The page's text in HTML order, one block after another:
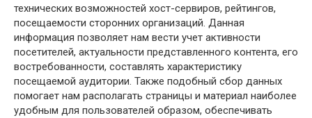
технических возможностей хост-сервиров, рейтингов,
посещаемости сторонних организаций. Данная
информация позволяет нам вести учет активности
посетителей, актуальности представленного контента, его
востребованности, составлять характеристику
посещаемой аудитории. Также подобный сбор данных
помогает нам располагать страницы и материал наиболее
удобным для пользователей образом, обеспечивать